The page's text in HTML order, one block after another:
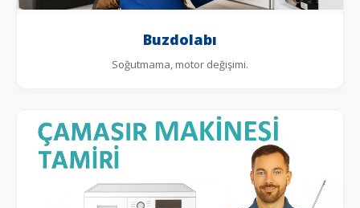
Buzdolabı
Soğutmama, motor değişimi.